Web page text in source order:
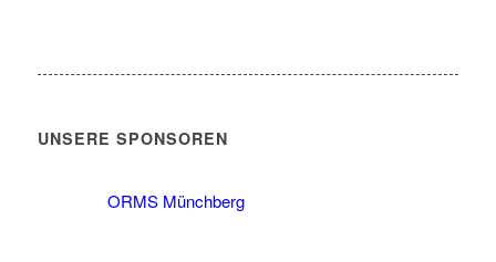
UNSERE SPONSOREN
ORMS Münchberg